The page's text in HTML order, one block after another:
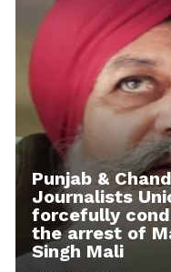
Punjab &
Journalists
forcefully
the arrest of
Singh Mali